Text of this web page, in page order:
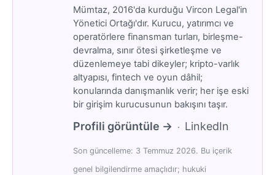
Mümtaz, 2016'da kurduğu Vircon Legal'in
Yönetici Ortağı'dır. Kurucu, yatırımcı ve
operatörlere finansman turları, birleşme-
devralma, sınır ötesi şirketleşme ve
düzenlemeye tabi dikeyler; kripto-varlık
altyapısı, fintech ve oyun dâhil;
konularında danışmanlık verir; her işe eski
bir girişim kurucusunun bakışını taşır.
Profili görüntüle → · LinkedIn
Son güncelleme: 3 Temmuz 2026. Bu içerik
genel bilgilendirme amaçlıdır; hukuki